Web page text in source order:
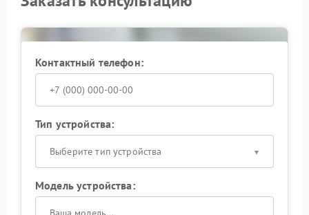
Контактный телефон:
Тип устройства:
Выберите тип устройства
Модель устройства: